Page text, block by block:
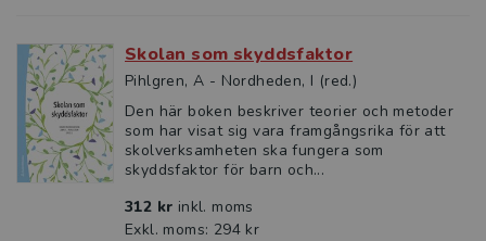
Skolan som skyddsfaktor
Pihlgren, A - Nordheden, I (red.)
Den här boken beskriver teorier och metoder
som har visat sig vara framgångsrika för att
skolverksamheten ska fungera som
skyddsfaktor för barn och...
312 kr inkl. moms
Exkl. moms: 294 kr